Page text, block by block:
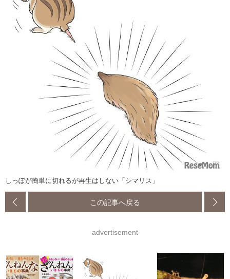
しっぽが簡単に切れるが再生はしない「シマリス」
この記事へ戻る
advertisement